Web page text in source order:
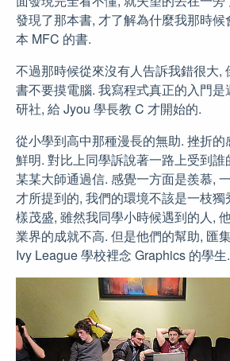
發現了那本書, 才了解為什麼我那時
本 MFC 的書.
不過那時候從來沒有人告訴我錯很大,
書不要摸電腦. 我寫程式真正的入門
研社, 給 Jyou 學長教 C 才開始的.
從小學到高中那種漫長的無助. 挫折
鮮明. 對比上同學訴說著一路上受到誰
某某大師通過信. 感覺一方面是羨慕,
才所提到的, 我們的環境不該是一枝
樣茂盛, 雖然我同學小時候遇到的人,
業界的成就不高. 但是他們的幫助, 匯
Ivy League 學校裡念 Graphics 的學生.